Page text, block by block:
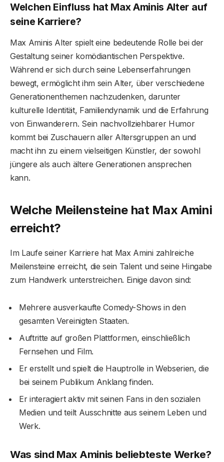
Welchen Einfluss hat Max Aminis Alter auf
seine Karriere?
Max Aminis Alter spielt eine bedeutende Rolle bei der
Gestaltung seiner komödiantischen Perspektive.
Während er sich durch seine Lebenserfahrungen
bewegt, ermöglicht ihm sein Alter, über verschiedene
Generationenthemen nachzudenken, darunter
kulturelle Identität, Familiendynamik und die Erfahrung
von Einwanderern. Sein nachvollziehbarer Humor
kommt bei Zuschauern aller Altersgruppen an und
macht ihn zu einem vielseitigen Künstler, der sowohl
jüngere als auch ältere Generationen ansprechen
kann.
Welche Meilensteine ​​hat Max Amini
erreicht?
Im Laufe seiner Karriere hat Max Amini zahlreiche
Meilensteine ​​erreicht, die sein Talent und seine Hingabe
zum Handwerk unterstreichen. Einige davon sind:
Mehrere ausverkaufte Comedy-Shows in den
gesamten Vereinigten Staaten.
Auftritte auf großen Plattformen, einschließlich
Fernsehen und Film.
Er erstellt und spielt die Hauptrolle in Webserien, die
bei seinem Publikum Anklang finden.
Er interagiert aktiv mit seinen Fans in den sozialen
Medien und teilt Ausschnitte aus seinem Leben und
Werk.
Was sind Max Aminis beliebteste Werke?